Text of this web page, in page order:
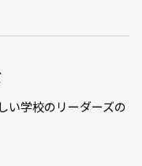
い学校のリーダーズの